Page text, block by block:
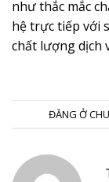
như thắc mắc
hệ trực tiếp với
chất lượng dịch
ĐĂNG Ở